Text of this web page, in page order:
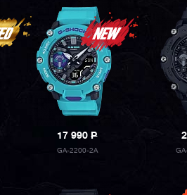
17 990P
GA-2200-2A